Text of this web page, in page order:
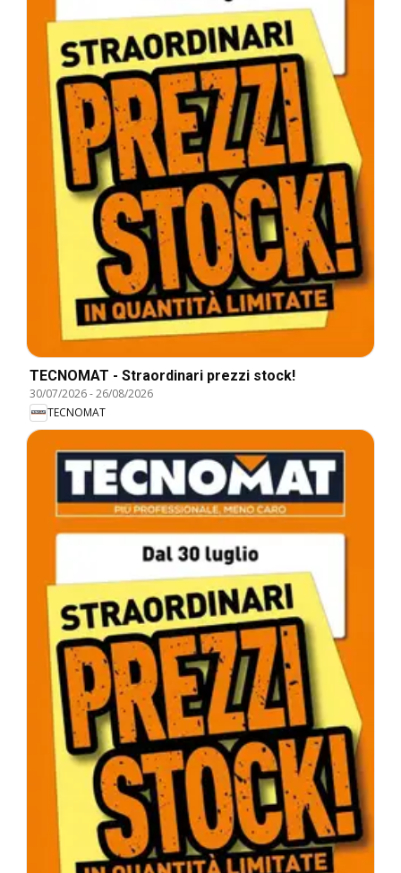
TECNOMAT - Straordinari prezzi stock!
30/07/2026-26/08/2026
TECNOMAT